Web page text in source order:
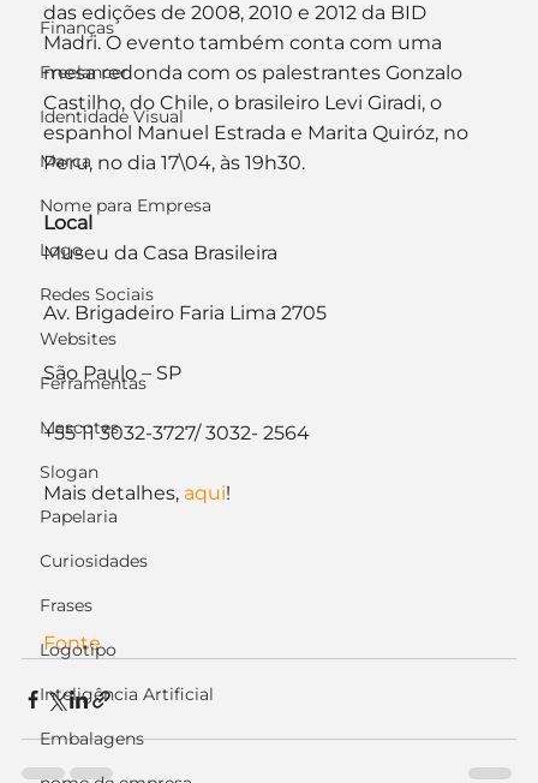
Finanças
Freelancer
Identidade Visual
Marca
Nome para Empresa
Logo
Redes Sociais
Websites
Ferramentas
Mascotes
Slogan
Papelaria
Curiosidades
Frases
Logotipo
Inteligência Artificial
Embalagens
das edições de 2008, 2010 e 2012 da BID
Madri. O evento também conta com uma
mesa redonda com os palestrantes Gonzalo
Castilho, do Chile, o brasileiro Levi Giradi, o
espanhol Manuel Estrada e Marita Quiróz, no
Peru, no dia 17\04, às 19h30.
Local
Museu da Casa Brasileira
Av. Brigadeiro Faria Lima 2705
São Paulo – SP
+55 11 3032-3727/ 3032- 2564
Mais detalhes, aqui!
Fonte